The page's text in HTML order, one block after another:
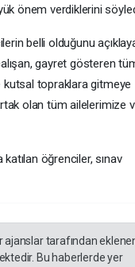
önem verdiklerini
belli olduğunu
gayret gösteren
kutsal topraklara gitmeye
olan tüm ailelerimize
öğrenciler, sınav
ajanslar tarafından
Bu haberlerde yer